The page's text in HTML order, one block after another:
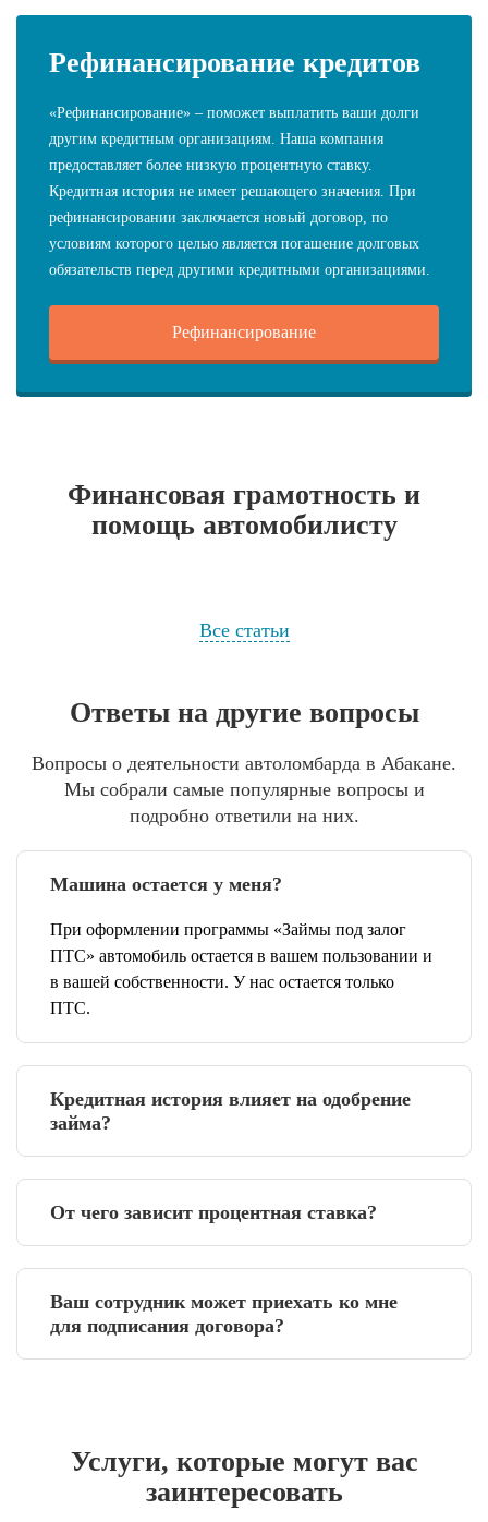
Рефинансирование кредитов
«Рефинансирование» – поможет выплатить ваши долги
другим кредитным организациям. Наша компания
предоставляет более низкую процентную ставку.
Кредитная история не имеет решающего значения. При
рефинансировании заключается новый договор, по
условиям которого целью является погашение долговых
обязательств перед другими кредитными организациями.
Рефинансирование
Финансовая грамотность и
помощь автомобилисту
Все статьи
Ответы на другие вопросы
Вопросы о деятельности автоломбарда в Абакане.
Мы собрали самые популярные вопросы и
подробно ответили на них.
Машина остается у меня?
При оформлении программы «Займы под залог
ПТС» автомобиль остается в вашем пользовании и
в вашей собственности. У нас остается только
ПТС.
Кредитная история влияет на одобрение
займа?
От чего зависит процентная ставка?
Ваш сотрудник может приехать ко мне
для подписания договора?
Услуги, которые могут вас
заинтересовать